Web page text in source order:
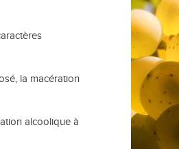
la macération
alcoolique à